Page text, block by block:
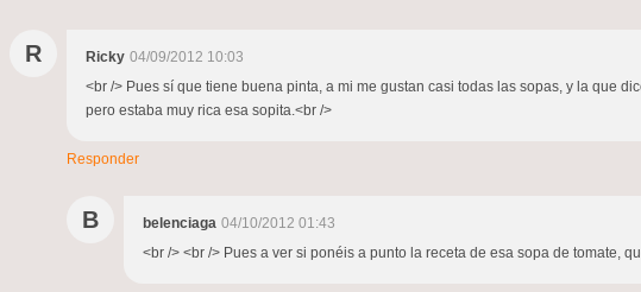
R Ricky 04/09/2012 10:03
<br /> Pues sí que tiene buena pinta, a mi me gustan casi todas las sopas, y la que
pero estaba muy rica esa sopita.<br />
Responder
B belenciaga 04/10/2012 01:43
<br /> <br /> Pues a ver si ponéis a punto la receta de esa sopa de tomate,